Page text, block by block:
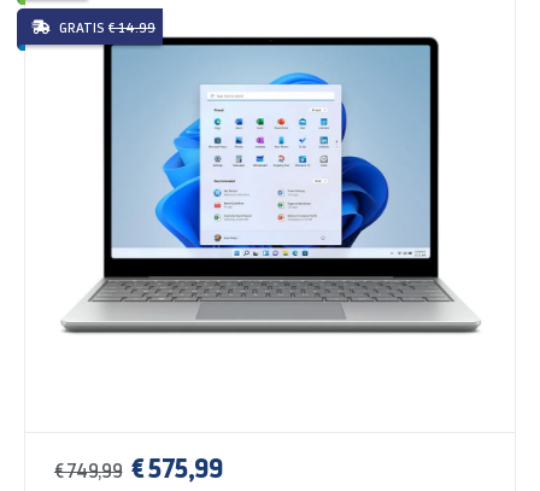
GRATIS € 14.99
€ 749,99 € 575,99